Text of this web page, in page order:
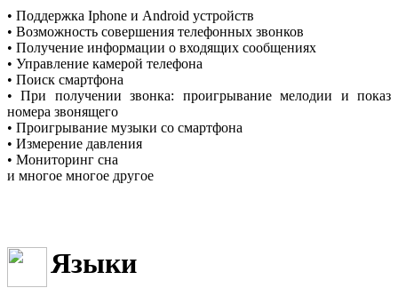
• Поддержка Iphone и Android устройств
• Возможность совершения телефонных звонков
• Получение информации о входящих сообщениях
• Управление камерой телефона
• Поиск смартфона
• При получении звонка: проигрывание мелодии и показ
номера звонящего
• Проигрывание музыки со смартфона
• Измерение давления
• Мониторинг сна
и многое многое другое
Языки